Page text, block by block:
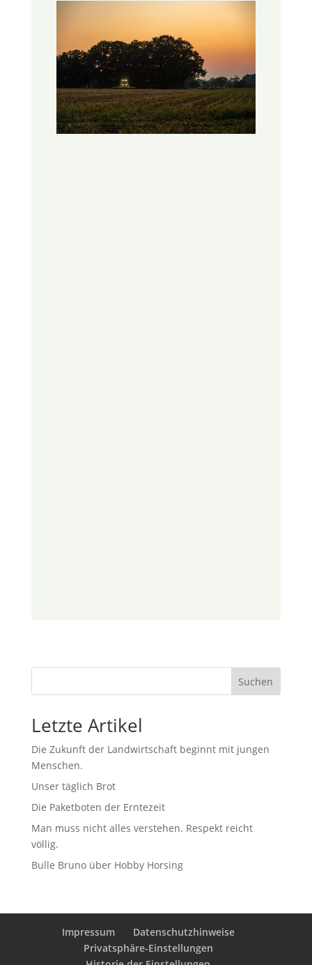
Suchen
Letzte Artikel
Die Zukunft der Landwirtschaft beginnt mit jungen
Menschen.
Unser täglich Brot
Die Paketboten der Erntezeit
Man muss nicht alles verstehen. Respekt reicht
völlig.
Bulle Bruno über Hobby Horsing
Impressum
Datenschutzhinweise
Privatsphäre-Einstellungen